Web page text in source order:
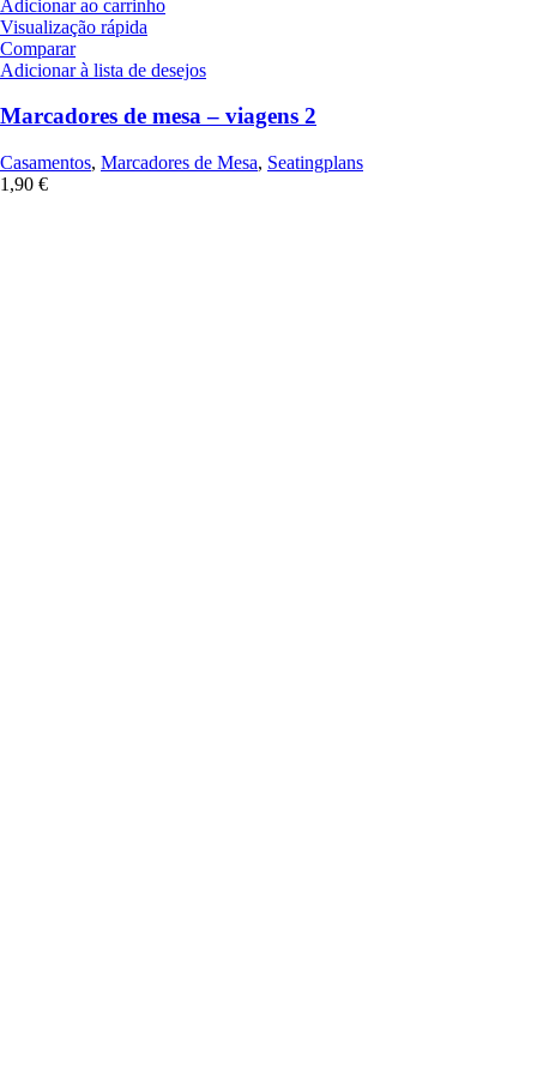
Adicionar ao carrinho
Visualização rápida
Comparar
Adicionar à lista de desejos
Marcadores de mesa – viagens 2
Casamentos, Marcadores de Mesa, Seatingplans
1,90 €